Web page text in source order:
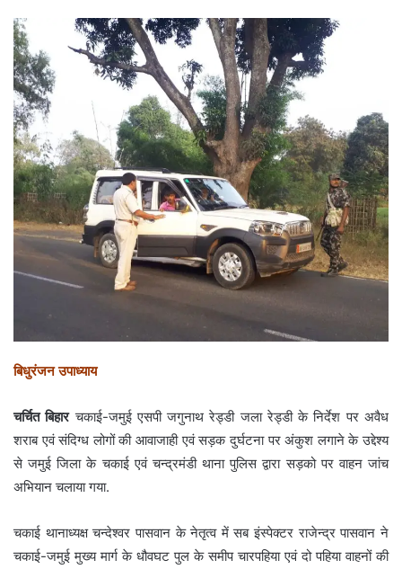
बिधुरंजन उपाध्याय
चर्चित बिहारचकाई-जमुई एसपी जगुनाथ रेड्डी जला रेड्डी के निर्देश पर अवैध
शराब एवं संदिग्ध लोगों की आवाजाही एवं सड़क दुर्घटना पर अंकुश लगाने के उद्देश्य
से जमुई जिला के चकाई एवं चन्द्रमंडी थाना पुलिस द्वारा सड़को पर वाहन जांच
अभियान चलाया गया.
चकाई थानाध्यक्ष चन्देश्वर पासवान के नेतृत्व में सब इंस्पेक्टर राजेन्द्र पासवान ने
चकाई-जमुई मुख्य मार्ग के धौवघट पुल के समीप चारपहिया एवं दो पहिया वाहनों की